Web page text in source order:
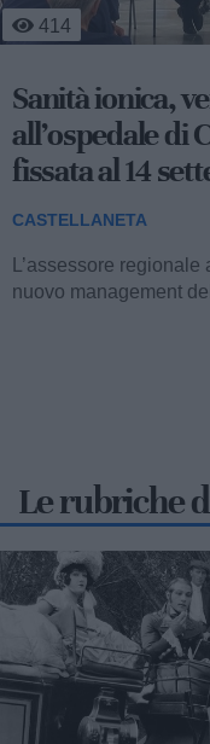
3 246
Lieto fine per
bagnini di
CASTELLANETA
Un esemplare di
battezzato Piero, è
Castellaneta Marina
Le rubriche